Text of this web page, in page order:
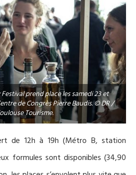
prend place les samedi 23 et
de Congrès Pierre Baudis. © DR /
Tourisme.
de 12h à 19h (Métro B, station
formules sont disponibles (34,90